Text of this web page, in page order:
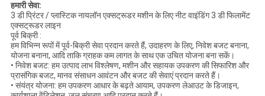
हमारी सेवा:
3 डी प्रिंटर / प्लास्टिक नायलॉन एक्सट्रूडर मशीन के लिए नीट वाइंडिंग 3 डी फिलामेंट
एक्सट्रूडर लाइन
पूर्व बिक्री :
हम विभिन्न रूपों में पूर्व-बिक्री सेवा प्रदान करते हैं, उदाहरण के लिए, निवेश बजट बनाना,
योजना बनाना, आदि ताकि ग्राहक कम लागत के साथ एक उचित योजना बना सकें।
• निवेश बजट: हम उत्पाद लाभ विश्लेषण, मशीन और सहायक उपकरण की सिफारिश और
प्रासंगिक बजट, मानव संसाधन आवंटन और बजट की सेवाएं प्रदान करते हैं।
• संयंत्र योजना: हम उपकरण आधार के बढ़ते आयाम, उपकरण लेआउट के डिजाइन,